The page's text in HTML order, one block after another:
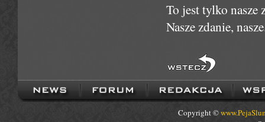
To jest tylko nasze
Nasze zdanie,
Copyright ©